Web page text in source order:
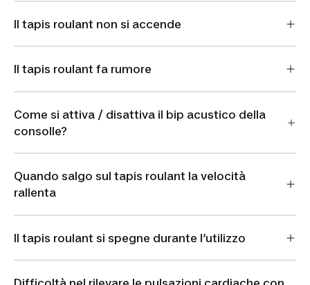
Il tapis roulant non si accende
Il tapis roulant fa rumore
Come si attiva / disattiva il bip acustico della
consolle?
Quando salgo sul tapis roulant la velocità
rallenta
Il tapis roulant si spegne durante l’utilizzo